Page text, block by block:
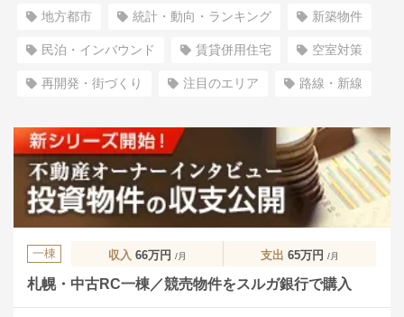
地方都市 統計・動向・ランキング 新築物件
民泊・インバウンド 賃貸併用住宅 空室対策
再開発・街づくり 注目のエリア 路線・新線
一棟 収入 66万円 /月 支出 65万円 /月
札幌・中古RC一棟／競売物件をスルガ銀行で購入